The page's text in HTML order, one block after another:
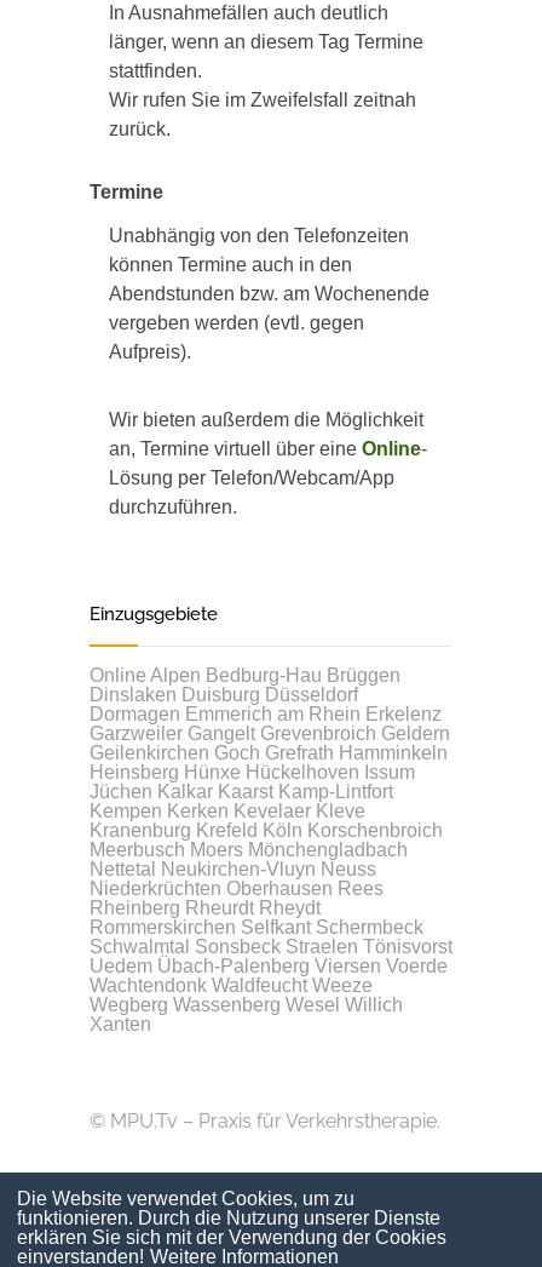
Die Website verwendet Cookies, um zu
funktionieren. Durch die Nutzung unserer Dienste
erklären Sie sich mit der Verwendung der Cookies
einverstanden! Weitere Informationen
In Ausnahmefällen auch deutlich
länger, wenn an diesem Tag Termine
stattfinden.
Wir rufen Sie im Zweifelsfall zeitnah
zurück.
Termine
Unabhängig von den Telefonzeiten
können Termine auch in den
Abendstunden bzw. am Wochenende
vergeben werden (evtl. gegen
Aufpreis).
Wir bieten außerdem die Möglichkeit
an, Termine virtuell über eine Online-
Lösung per Telefon/Webcam/App
durchzuführen.
Einzugsgebiete
Online Alpen Bedburg-Hau Brüggen
Dinslaken Duisburg Düsseldorf
Dormagen Emmerich am Rhein Erkelenz
Garzweiler Gangelt Grevenbroich Geldern
Geilenkirchen Goch Grefrath Hamminkeln
Heinsberg Hünxe Hückelhoven Issum
Jüchen Kalkar Kaarst Kamp-Lintfort
Kempen Kerken Kevelaer Kleve
Kranenburg Krefeld Köln Korschenbroich
Meerbusch Moers Mönchengladbach
Nettetal
Neukirchen-Vluyn Neuss
Niederkrüchten Oberhausen Rees
Rheinberg Rheurdt Rheydt
Rommerskirchen Selfkant Schermbeck
Schwalmtal Sonsbeck Straelen Tönisvorst
Uedem Übach-Palenberg Viersen Voerde
Wachtendonk Waldfeucht Weeze
Wegberg Wassenberg Wesel Willich
Xanten
© MPU.Tv – Praxis für Verkehrstherapie.